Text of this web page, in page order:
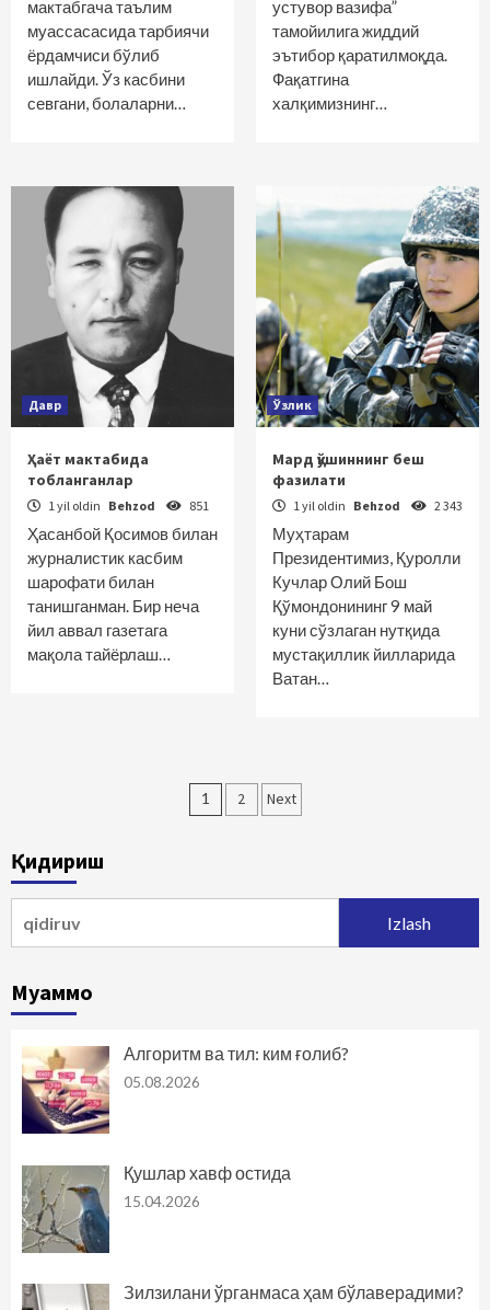
мактабгача таълим
муассасасида тарбиячи
ёрдамчиси бўлиб
ишлайди. Ўз касбини
севгани, болаларни…
устувор вазифа”
тамойилига жиддий
эътибор қаратилмоқда.
Фақатгина
халқимизнинг…
Давр
Ҳаёт мактабида
тобланганлар
1 yil oldin Behzod 851
Ҳасанбой Қосимов билан
журналистик касбим
шарофати билан
танишганман. Бир неча
йил аввал газетага
мақола тайёрлаш…
Ўзлик
Мард қўшиннинг беш
фазилати
1 yil oldin Behzod 2 343
Муҳтарам
Президентимиз, Қуролли
Кучлар Олий Бош
Қўмондонининг 9 май
куни сўзлаган нутқида
мустақиллик йилларида
Ватан…
Maqolalar
1 2 Next
Қидириш
Муаммо
Алгоритм ва тил: ким ғолиб?
05.08.2026
Қушлар хавф остида
15.04.2026
Зилзилани ўрганмаса ҳам бўлаверадими?